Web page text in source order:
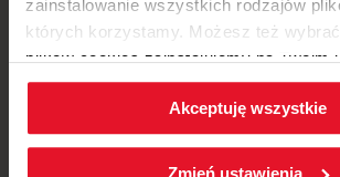
zainstalowanie wszystkich rodzajów
których korzystamy. Możesz też
plików cookies zainstalujemy na Twoim
klikającZmień ustawienia.
W każdej chwili możesz zmienić
ustawienia plików cookies wchodząc w
Akceptuję wszystkie
Zmień ustawienia
ul. Mickiewicza 52, 64-510